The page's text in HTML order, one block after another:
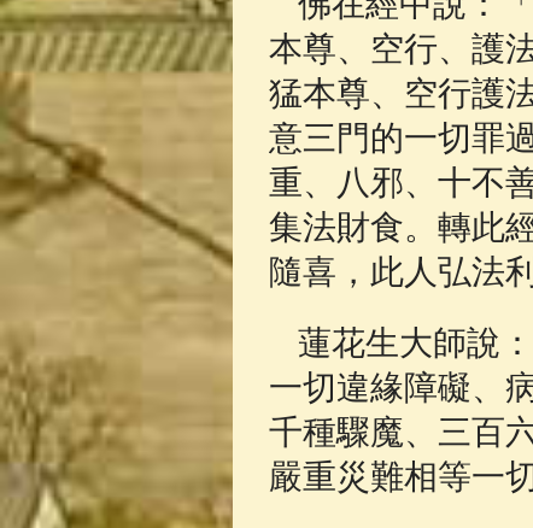
本尊、空行、護
猛本尊、空行護
意三門的一切罪
重、八邪、十不
集法財食。轉此
隨喜，此人弘法
蓮花生大師說
一切違緣障礙、
千種驟魔、三百
嚴重災難相等一